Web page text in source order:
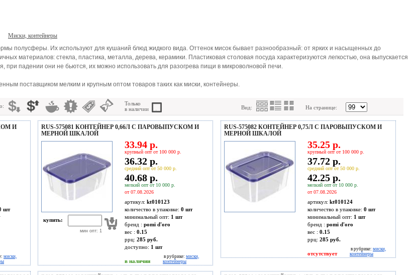
Миски, контейнеры
полусферы. Их используют для кушаний блюд жидкого вида. Оттенок мисок бывает разнообразный: от ярких и насыщенных до
материалов: стекла, пластика, металла, дерева, керамики. Пластиковая столовая посуда характеризуются легкостью, она выпускается
при падении они не бьются, их можно использовать для разогрева пищи в микроволновой печи.
поставщиком мелким и крупным оптом товаров таких как миски, контейнеры.
Только
в наличии
Вид: На странице:
И
шт
миски,
RUS-575081 КОНТЕЙНЕР 0,66Л С ПАРОВЫПУСКОМ И
МЕРНОЙ ШКАЛОЙ
купить:
мин опт: 1
33.94 р.
крупный опт от 100 000 р.
36.32 р.
средний опт от 50 000 р.
40.68 р.
мелкий опт от 10 000 р.
от 07.08.2026
артикул: kt010123
количество в упаковке: 0 шт
минимальный опт: 1 шт
бренд : pomi d'oro
вес : 0.15
ррц: 285 руб.
доступно: 1 шт
в наличии
в рубрике: миски,
контейнеры
RUS-575082 КОНТЕЙНЕР 0,75Л С ПАРОВЫПУСКОМ И
МЕРНОЙ ШКАЛОЙ
35.25 р.
крупный опт от 100 000 р.
37.72 р.
средний опт от 50 000 р.
42.25 р.
мелкий опт от 10 000 р.
от 07.08.2026
артикул: kt010124
количество в упаковке: 0 шт
минимальный опт: 1 шт
бренд : pomi d'oro
вес : 0.15
ррц: 285 руб.
отсутствует
в рубрике: миски,
контейнеры